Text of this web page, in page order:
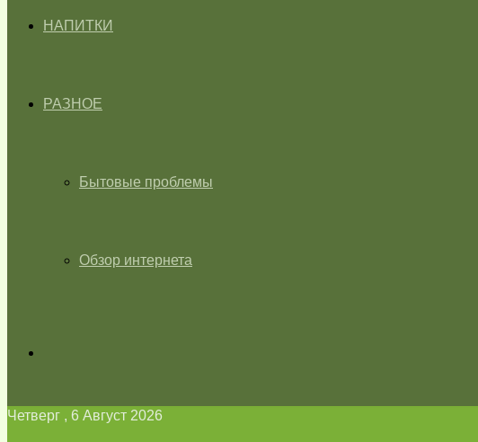
НАПИТКИ
РАЗНОЕ
Бытовые проблемы
Обзор интернета
Четверг , 6 Август 2026